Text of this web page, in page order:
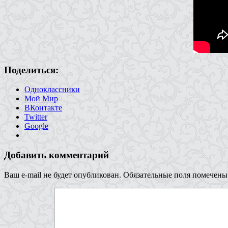
Поделиться:
Одноклассники
Мой Мир
ВКонтакте
Twitter
Google
Добавить комментарий
Ваш e-mail не будет опубликован. Обязательные поля